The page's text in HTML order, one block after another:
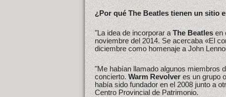
¿Por qué The Beatles tienen un sitio
"La idea de incorporar aThe Beatlesen
noviembre del 2014. Se acercaba «El
diciembre como homenaje a John
"Me habían llamado algunos miembros
concierto.Warm Revolveres un grupo
había sido fundador en el 2008 junto a
Centro Provincial de Patrimonio.